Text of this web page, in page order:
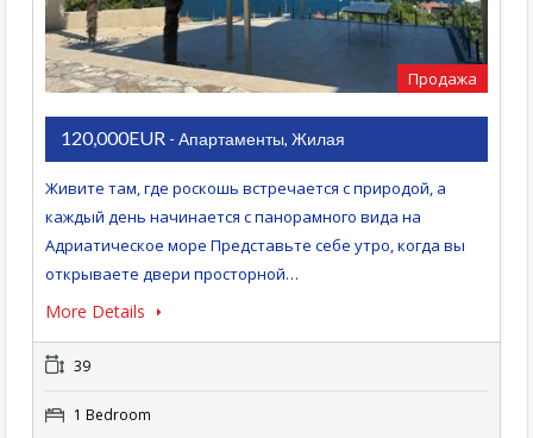
Продажа
120,000EUR - Апартаменты, Жилая
Живите там, где роскошь встречается с природой, а
каждый день начинается с панорамного вида на
Адриатическое море Представьте себе утро, когда вы
открываете двери просторной…
More Details
39
1 Bedroom